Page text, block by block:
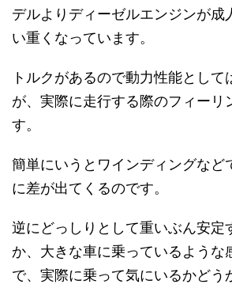
デルよりディーゼルエンジンが成
い重くなっています。
トルクがあるので動力性能として
が、実際に走行する際のフィーリ
す。
簡単にいうとワインディングなど
に差が出てくるのです。
逆にどっしりとして重いぶん安定
か、大きな車に乗っているような
で、実際に乗って気にいるかどう